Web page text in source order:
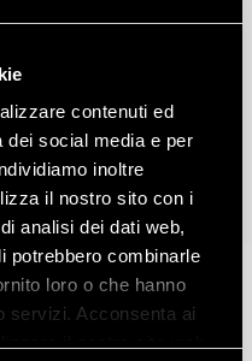
contenuti ed
dei social media e per
inoltre
il nostro sito con i
analisi dei dati web,
potrebbero combinarle
loro o che hanno
servizi. Acconsenta ai